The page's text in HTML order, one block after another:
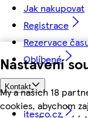
Nastavení
My a našich 18
cookies, abychom
Jak nakupovat
Registrace
Rezervace
Oblíbené
Kontakt
itesco.cz